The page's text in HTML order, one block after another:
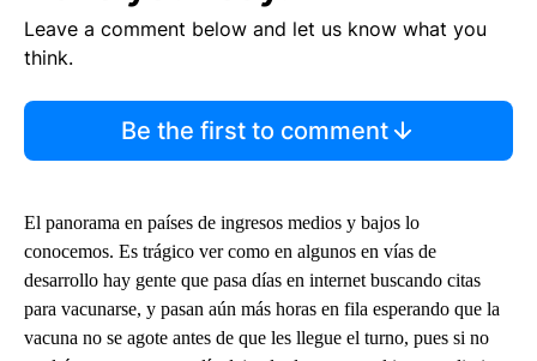
Leave a comment below and let us know what you
think.
Be the first to comment
El panorama en países de ingresos medios y bajos lo
conocemos. Es trágico ver como en algunos en vías de
desarrollo hay gente que pasa días en internet buscando citas
para vacunarse, y pasan aún más horas en fila esperando que la
vacuna no se agote antes de que les llegue el turno, pues si no